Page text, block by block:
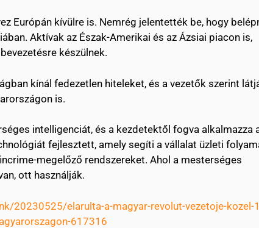
Európán kívülre is. Nemrég jelentették be, hogy
Aktívak az Észak-Amerikai és az Ázsiai piacon is,
készülnek.
kínál fedezetlen hiteleket, és a vezetők szerint
is.
intelligenciát, és a kezdetektől fogva alkalmazza
fejlesztett, amely segíti a vállalat üzleti
megelőző rendszereket. Ahol a mesterséges
ott használják.
20230525/elarulta-a-magyar-revolut-vezetoje-kozel-
617316